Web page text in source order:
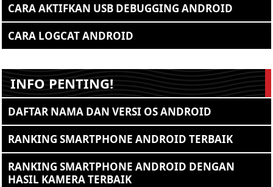
CARA AKTIFKAN USB DEBUGGING ANDROID
CARA LOGCAT ANDROID
INFO PENTING!
DAFTAR NAMA DAN VERSI OS ANDROID
RANKING SMARTPHONE ANDROID TERBAIK
RANKING SMARTPHONE ANDROID DENGAN
HASIL KAMERA TERBAIK